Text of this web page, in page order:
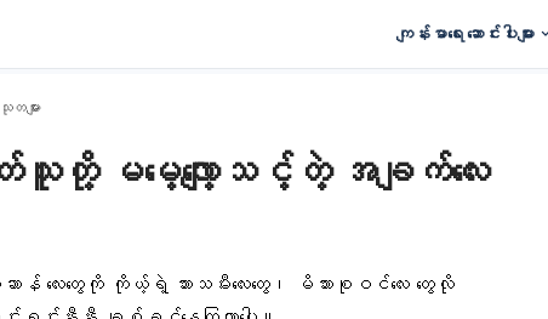
ကျန်းမာရေး ဆောင်းပါးများ
များ
မမေ့လျော့သင့်တဲ့ အချက်လေး
ေးတွေကို ကိုယ့်ရဲ့ သားသမီးလေးတွေ၊ မိသားစုဝင်လေး တွေလို